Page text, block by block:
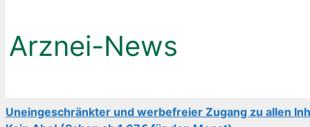
Arznei-News
Uneingeschränkter und werbefreier Zugang zu allen